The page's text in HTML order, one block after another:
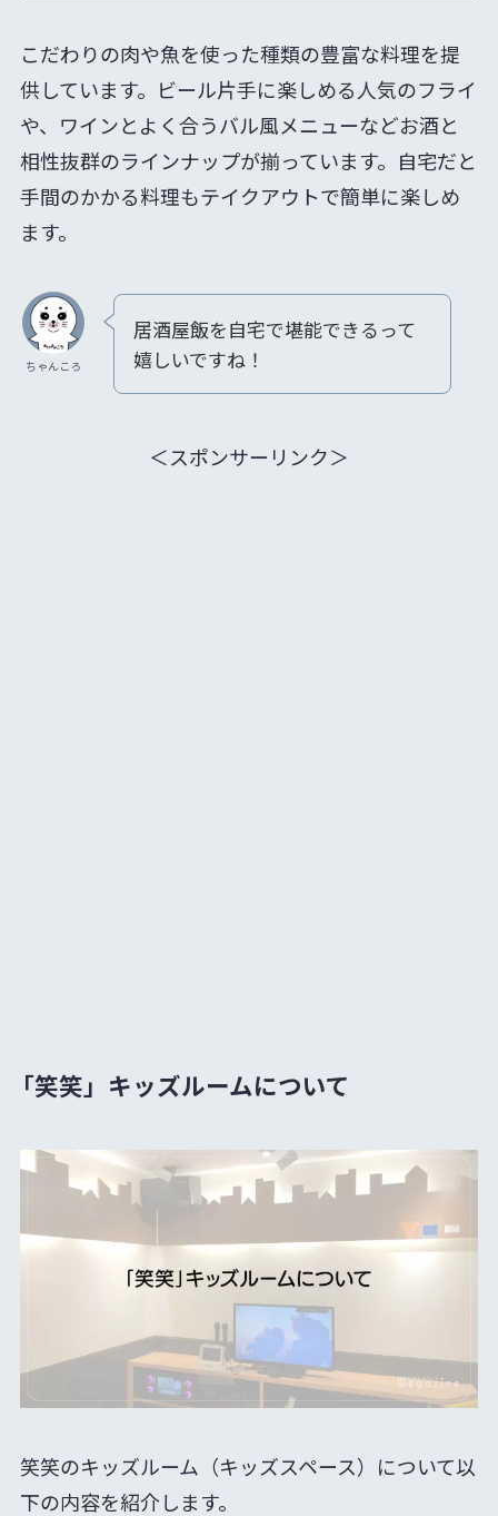
こだわりの肉や魚を使った種類の豊富な料理を提
供しています。ビール片手に楽しめる人気のフライ
や、ワインとよく合うバル風メニューなどお酒と
相性抜群のラインナップが揃っています。自宅だと
手間のかかる料理もテイクアウトで簡単に楽しめ
ます。
ちゃんころ
居酒屋飯を自宅で堪能できるって
嬉しいですね！
＜スポンサーリンク＞
「笑笑」キッズルームについて
笑笑のキッズルーム（キッズスペース）について以
下の内容を紹介します。